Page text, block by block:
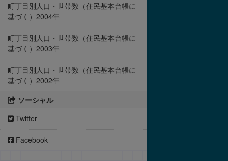
町丁目別人口・世帯数（住民基本台帳に
基づく）2004年
町丁目別人口・世帯数（住民基本台帳に
基づく）2003年
町丁目別人口・世帯数（住民基本台帳に
基づく）2002年
ソーシャル
Twitter
Facebook